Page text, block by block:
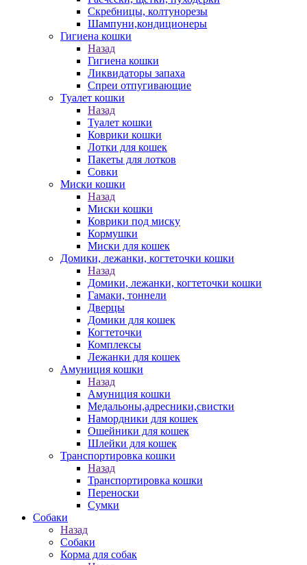
Скребницы, колтунорезы
Шампуни,кондиционеры
Гигиена кошки
Назад
Гигиена кошки
Ликвидаторы запаха
Спреи отпугивающие
Туалет кошки
Назад
Туалет кошки
Коврики кошки
Лотки для кошек
Пакеты для лотков
Совки
Миски кошки
Назад
Миски кошки
Коврики под миску
Кормушки
Миски для кошек
Домики, лежанки, когтеточки кошки
Назад
Домики, лежанки, когтеточки кошки
Гамаки, тоннели
Дверцы
Домики для кошек
Когтеточки
Комплексы
Лежанки для кошек
Амуниция кошки
Назад
Амуниция кошки
Медальоны,адресники,свистки
Намордники для кошек
Ошейники для кошек
Шлейки для кошек
Транспортировка кошки
Назад
Транспортировка кошки
Переноски
Сумки
Собаки
Назад
Собаки
Корма для собак